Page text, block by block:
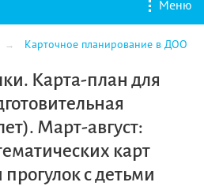
Меню
Карточное планирование в ДОО
Карта-план для
Март-август:
карт
с детьми